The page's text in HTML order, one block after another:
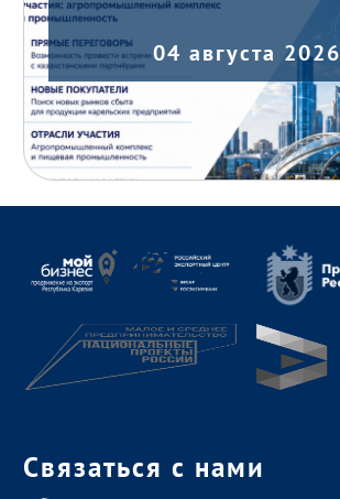
04 августа 2026
Связаться с нами